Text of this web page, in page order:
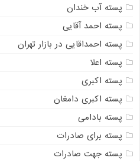
پسته آب خندان
پسته احمد آقایی
پسته احمداقایی در بازار تهران
پسته اعلا
پسته اکبری
پسته اکبری دامغان
پسته بادامی
پسته برای صادرات
پسته جهت صادرات